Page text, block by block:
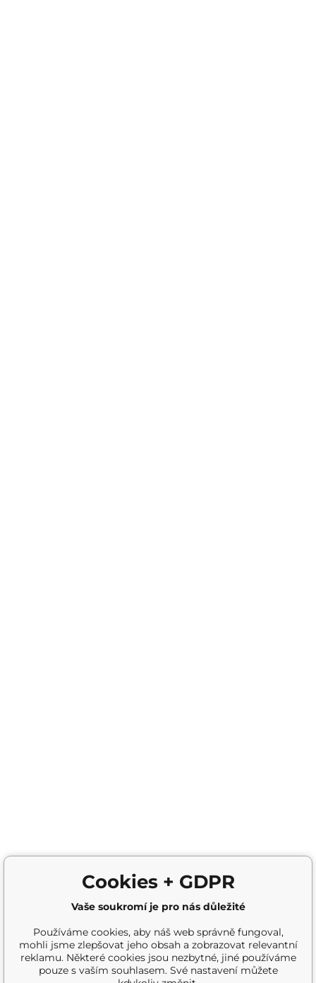
Cookies + GDPR
Vaše soukromí je pro nás důležité
Používáme cookies, aby náš web správně fungoval,
mohli jsme zlepšovat jeho obsah a zobrazovat relevantní
reklamu. Některé cookies jsou nezbytné, jiné používáme
pouze s vaším souhlasem. Své nastavení můžete